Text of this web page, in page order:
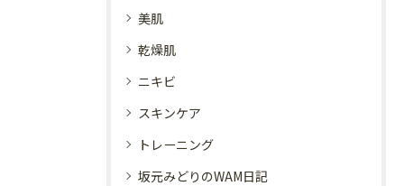
美肌
乾燥肌
ニキビ
スキンケア
トレーニング
坂元みどりのWAM日記